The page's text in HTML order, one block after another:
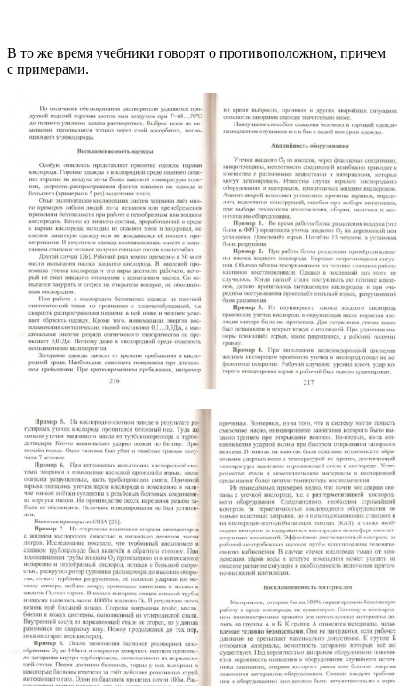
В то же время учебники говорят о противоположном, причем
с примерами.